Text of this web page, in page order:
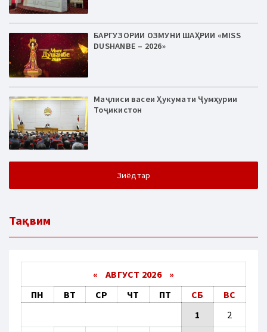
БАРГУЗОРИИ ОЗМУНИ ШАҲРИИ «MISS
DUSHANBE – 2026»
Маҷлиси васеи Ҳукумати Ҷумҳурии
Тоҷикистон
Зиёдтар
Тақвим
« АВГУСТ 2026 »
ПН
ВТ СР ЧТ ПТ СБ
ВС
1
2